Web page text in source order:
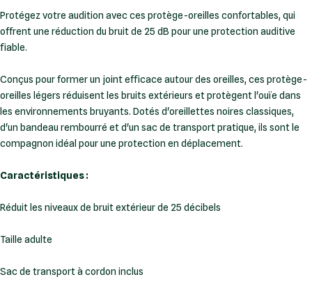
Protégez votre audition avec ces protège-oreilles confortables, qui
offrent une réduction du bruit de 25 dB pour une protection auditive
fiable.
Conçus pour former un joint efficace autour des oreilles, ces protège-
oreilles légers réduisent les bruits extérieurs et protègent l'ouïe dans
les environnements bruyants. Dotés d'oreillettes noires classiques,
d'un bandeau rembourré et d'un sac de transport pratique, ils sont le
compagnon idéal pour une protection en déplacement.
Caractéristiques :
Réduit les niveaux de bruit extérieur de 25 décibels
Taille adulte
Sac de transport à cordon inclus